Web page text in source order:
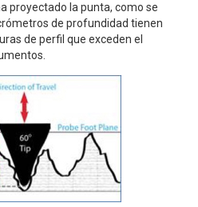
proyectado la punta, como se
de profundidad tienen
de perfil que exceden el